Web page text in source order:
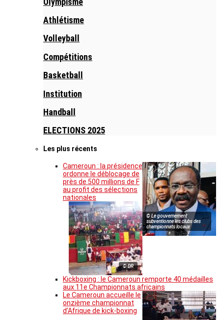
Athlétisme
Volleyball
Compétitions
Basketball
Institution
Handball
ELECTIONS 2025
Les plus récents
© Le gouvernement
subventionne les clubs des
championnats locaux
Cameroun : la présidence
ordonne le déblocage de
près de 500 millions de F
au profit des sélections
nationales
© DR
Kickboxing : le Cameroun remporte 40 médailles
aux 11e Championnats africains
Le Cameroun accueille le
onzième championnat
d’Afrique de kick-boxing